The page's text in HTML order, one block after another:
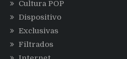
Cultura POP
Dispositivo
Exclusivas
Filtrados